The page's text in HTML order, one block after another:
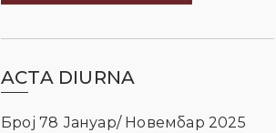
ACTA DIURNA
Број 78 Јануар/ Новембар 2025